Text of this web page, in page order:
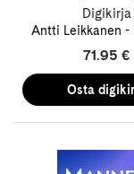
Digikirja
Antti Leikkanen
71.95 €